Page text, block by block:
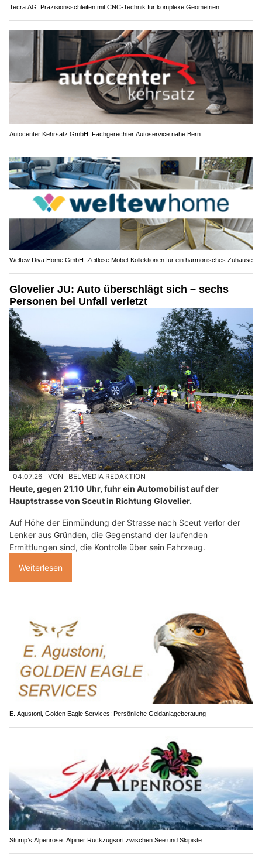
Tecra AG: Präzisionsschleifen mit CNC-Technik für komplexe Geometrien
Autocenter Kehrsatz GmbH: Fachgerechter Autoservice nahe Bern
Weltew Diva Home GmbH: Zeitlose Möbel-Kollektionen für ein harmonisches Zuhause
Glovelier JU: Auto überschlägt sich – sechs
Personen bei Unfall verletzt
04.07.26 VON BELMEDIA REDAKTION
Heute, gegen 21.10 Uhr, fuhr ein Automobilist auf der
Hauptstrasse von Sceut in Richtung Glovelier.
Auf Höhe der Einmündung der Strasse nach Sceut verlor der
Lenker aus Gründen, die Gegenstand der laufenden
Ermittlungen sind, die Kontrolle über sein Fahrzeug.
Weiterlesen
E. Agustoni, Golden Eagle Services: Persönliche Geldanlageberatung
Stump’s Alpenrose: Alpiner Rückzugsort zwischen See und Skipiste